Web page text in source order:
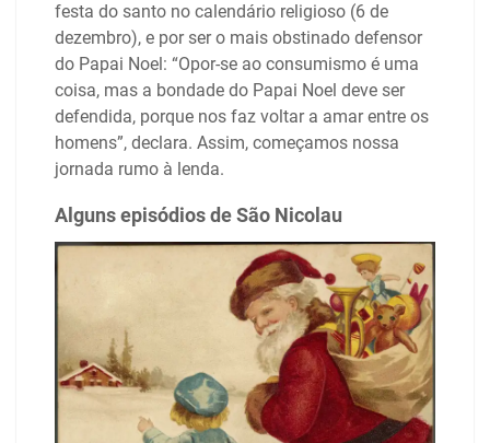
festa do santo no calendário religioso (6 de
dezembro), e por ser o mais obstinado defensor
do Papai Noel: “Opor-se ao consumismo é uma
coisa, mas a bondade do Papai Noel deve ser
defendida, porque nos faz voltar a amar entre os
homens”, declara. Assim, começamos nossa
jornada rumo à lenda.
Alguns episódios de São Nicolau